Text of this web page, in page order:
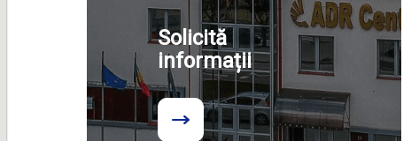
Solicită
informații